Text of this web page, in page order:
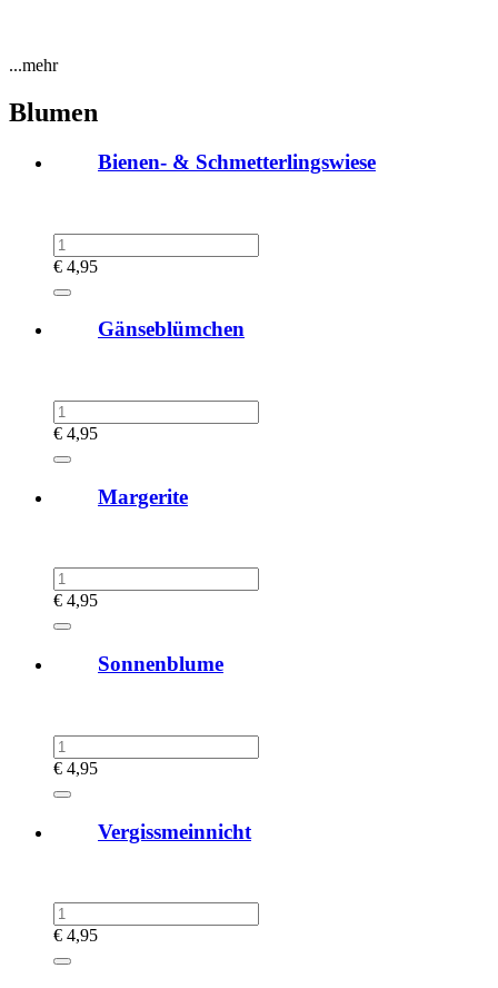
...mehr
Blumen
Bienen- & Schmetterlingswiese
€ 4,95
Gänseblümchen
€ 4,95
Margerite
€ 4,95
Sonnenblume
€ 4,95
Vergissmeinnicht
€ 4,95